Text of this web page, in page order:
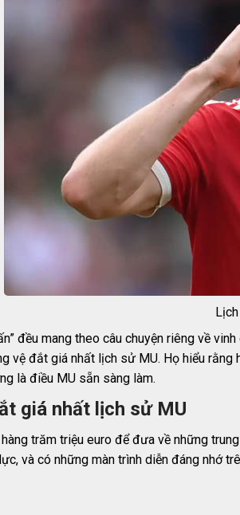
đều mang theo câu chuyện riêng về
vệ đắt giá nhất lịch sử MU. Họ hiểu rằng
là điều MU sẵn sàng làm.
giá nhất lịch sử MU
trăm triệu euro để đưa về những
và có những màn trình diễn đáng nhớ